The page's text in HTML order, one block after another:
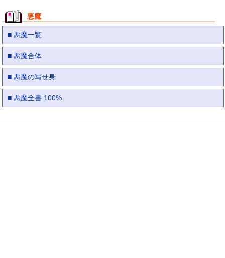
悪魔
■ 悪魔一覧
■ 悪魔合体
■ 悪魔の写せ身
■ 悪魔全書 100%